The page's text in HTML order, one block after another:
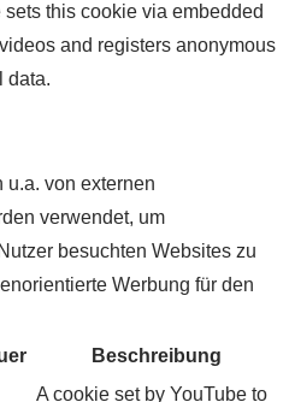
sets this cookie via embedded
and registers anonymous
data.
u.a. von externen
verwendet, um
besuchten Websites zu
Werbung für den
Beschreibung
A cookie set by YouTube to